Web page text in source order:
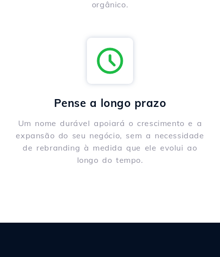
orgânico.
Pense a longo prazo
Um nome durável apoiará o crescimento e a
expansão do seu negócio, sem a necessidade
de rebranding à medida que ele evolui ao
longo do tempo.